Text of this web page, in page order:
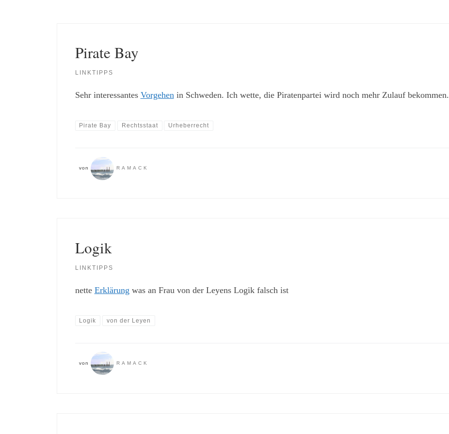
Pirate Bay
LINKTIPPS
Sehr interessantes Vorgehen in Schweden. Ich wette, die Piratenpartei wird noch mehr Zulauf bekommen.
Pirate Bay Rechtsstaat Urheberrecht
von RAMACK
Logik
LINKTIPPS
nette Erklärung was an Frau von der Leyens Logik falsch ist
Logik von der Leyen
von RAMACK